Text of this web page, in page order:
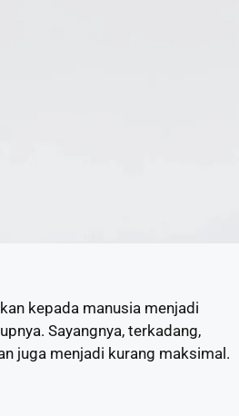
kepada manusia menjadi
Sayangnya, terkadang,
juga menjadi kurang maksimal.